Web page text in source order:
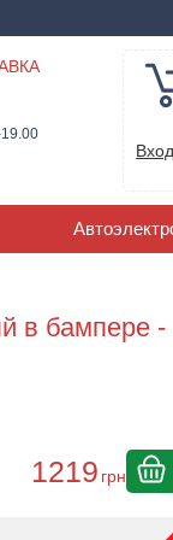
Вход
в бампере -
1219 грн